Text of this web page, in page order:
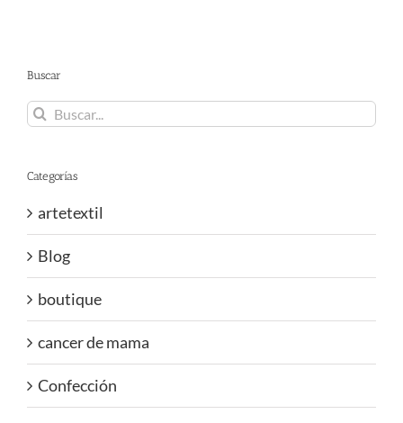
Buscar
Buscar:
Categorías
artetextil
Blog
boutique
cancer de mama
Confección